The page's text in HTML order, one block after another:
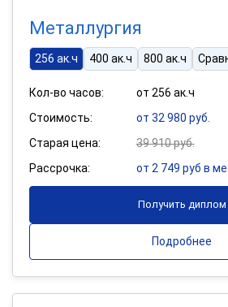
Металлургия
256 ак.ч 400 ак.ч 800 ак.ч
Кол-во часов:
от 256 ак.ч
Стоимость:
от 32 980 руб.
Старая цена:
39 910 руб.
Рассрочка:
от 2 749 руб в
Получить диплом
Подробнее